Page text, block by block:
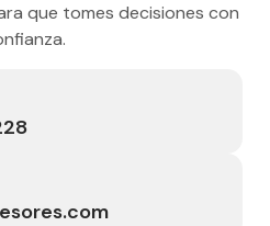
que tomes decisiones con